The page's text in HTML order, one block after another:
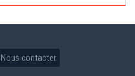
Nous contacter